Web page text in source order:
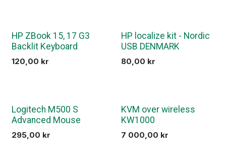
HP ZBook 15, 17 G3
Backlit Keyboard
120,00 kr
HP localize kit - Nordic
USB DENMARK
80,00 kr
Logitech M500 S
Advanced Mouse
295,00 kr
KVM over wireless
KW1000
7 000,00 kr